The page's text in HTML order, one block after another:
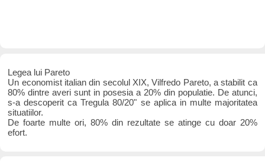
Legea lui Pareto
Un economist italian din secolul XIX, Vilfredo Pareto, a stabilit ca
80% dintre averi sunt in posesia a 20% din populatie. De atunci,
s-a descoperit ca Tregula 80/20" se aplica in multe majoritatea
situatiilor.
De foarte multe ori, 80% din rezultate se atinge cu doar 20%
efort.